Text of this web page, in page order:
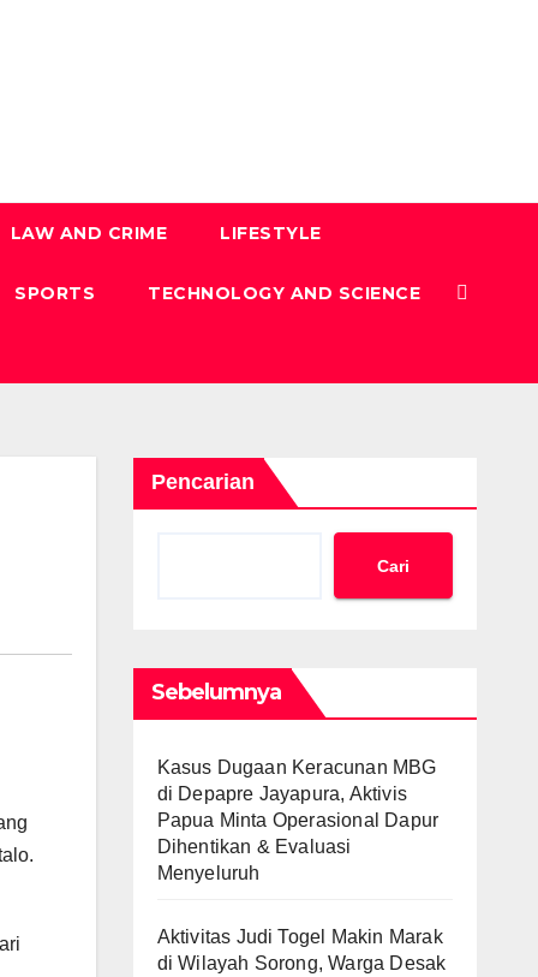
LAW AND CRIME LIFESTYLE
SPORTS TECHNOLOGY AND SCIENCE
Pencarian
Cari
Sebelumnya
Kasus Dugaan Keracunan MBG
di Depapre Jayapura, Aktivis
Papua Minta Operasional Dapur
Dihentikan & Evaluasi
Menyeluruh
Aktivitas Judi Togel Makin Marak
di Wilayah Sorong, Warga Desak